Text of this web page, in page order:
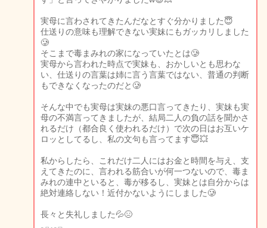
実母に言わされてきたんだなとすぐ分かりました😇
仕送りの意味も理解できない実妹にもガッカリしました
🥲
そこまで毒まみれの家になっていたとは🥲
実母から言われた時点で実妹も、おかしいとも思わな
い、仕送りの言葉は姉に言う言葉ではない、普通の判断
もできなくなったのだと🥲
そんな中でも実母は実妹の悪口言ってきたり、実妹も実
母の不満言ってきましたが、結局二人の負の話を聞かさ
れるだけ（都合良く使われるだけ）で次の日はお互いケ
ロッとしてるし、私の文句も言ってます😇💥
私からしたら、これだけ二人にはお金と時間を与え、支
えてきたのに、言われる筋合いが何一つないので、毒ま
みれの連中といると、毒が移るし、実妹とは自分からは
絶対連絡しない！近付かないようにしました🥲
長々と失礼しました💦😣